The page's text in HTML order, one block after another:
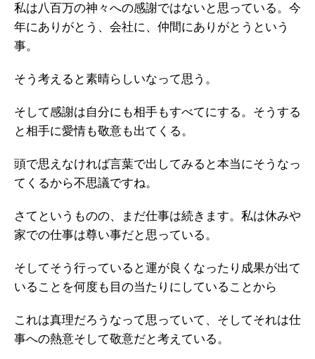
私は八百万の神々への感謝ではないと思っている。今
年にありがとう、会社に、仲間にありがとうという
事。
そう考えると素晴らしいなって思う。
そして感謝は自分にも相手もすべてにする。そうする
と相手に愛情も敬意も出てくる。
頭で思えなければ言葉で出してみると本当にそうなっ
てくるから不思議ですね。
さてというものの、まだ仕事は続きます。私は休みや
家での仕事は尊い事だと思っている。
そしてそう行っていると運が良くなったり成果が出て
いることを何度も目の当たりにしていることから
これは真理だろうなって思っていて、そしてそれは仕
事への熱意そして敬意だと考えている。